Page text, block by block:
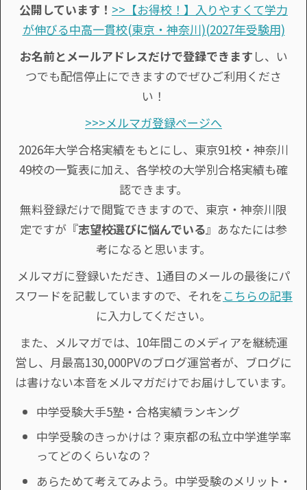
公開しています！ >>【お得校！】入りやすくて学力
が伸びる中高一貫校(東京・神奈川)(2027年受験用)
お名前とメールアドレスだけで登録できます し、い
つでも配信停止にできますのでぜひご利用くださ
い！
>>>メルマガ登録ページへ
2026年大学合格実績をもとにし、東京91校・神奈川
49校の一覧表に加え、各学校の大学別合格実績も確
認できます。
無料登録だけで閲覧できますので、東京・神奈川限
定ですが『志望校選びに悩んでいる』あなたには参
考になると思います。
メルマガに登録いただき、1通目のメールの最後にパ
スワードを記載していますので、それを こちらの記事
に入力してください。
また、メルマガでは、10年間このメディアを継続運
営し、月最高130,000PVのブログ運営者が、ブログに
は書けない本音をメルマガだけでお届けしています。
中学受験大手5塾・合格実績ランキング
中学受験のきっかけは？東京都の私立中学進学率
ってどのくらいなの？
あらためて考えてみよう。中学受験のメリット・